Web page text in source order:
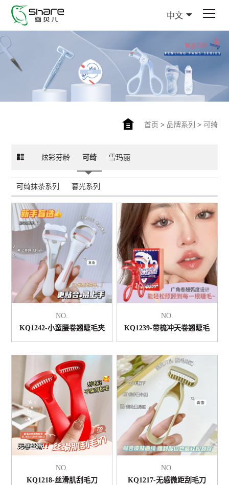
中文
首页 > 品牌系列 > 可绮
炫彩芬龄 可绮 雪玛丽
可绮抹茶系列 暮光系列
NO.
KQ1242-小蛮腰卷翘睫毛夹
NO.
KQ1239-带梳冲天卷翘睫毛
NO.
KQ1218-丝滑肌刮毛刀
NO.
KQ1217-无感微距刮毛刀